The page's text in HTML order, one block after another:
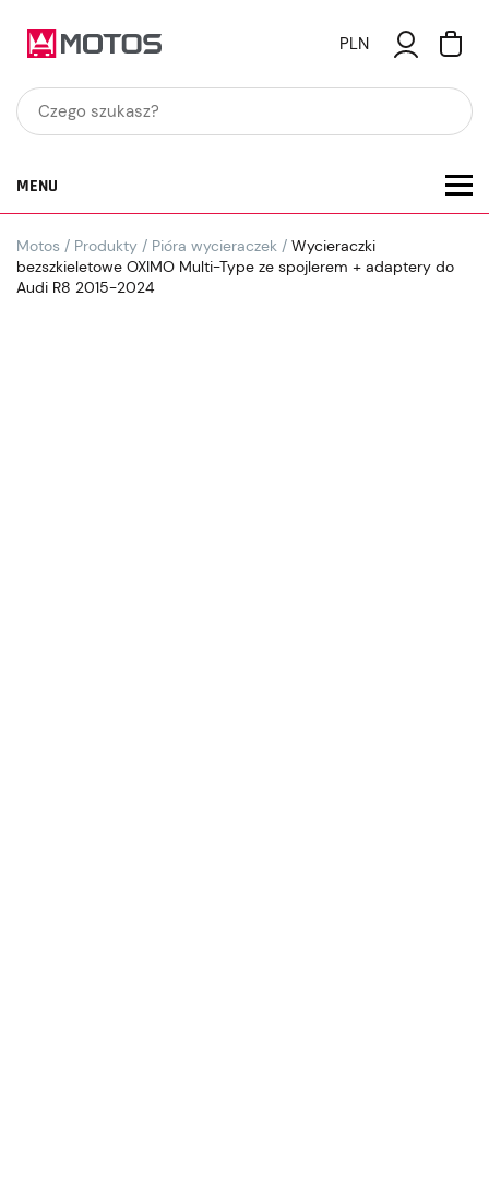
PLN
MENU
Motos / Produkty / Pióra wycieraczek / Wycieraczki
bezszkieletowe OXIMO Multi-Type ze spojlerem + adaptery do
Audi R8 2015-2024